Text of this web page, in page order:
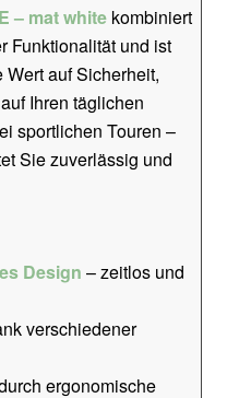
– mat whitekombiniert
Funktionalität und ist
auf Sicherheit,
Ihren täglichen
sportlichen Touren –
Sie zuverlässig und
Design – zeitlos und
verschiedener
ergonomische